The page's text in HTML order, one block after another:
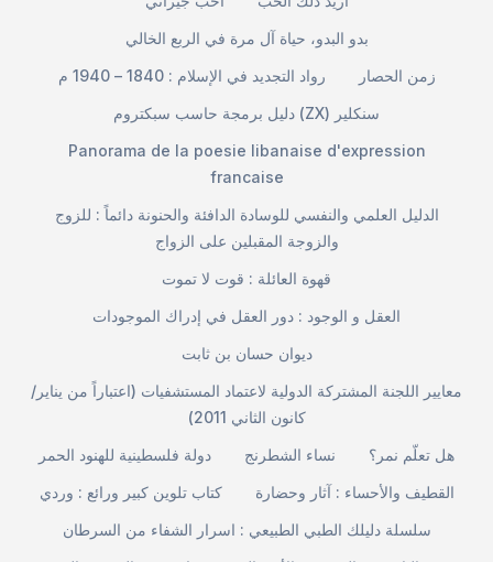
بدو البدو، حياة آل مرة في الربع الخالي
رواد التجديد في الإسلام : 1840 – 1940 م
زمن الحصار
دليل برمجة حاسب سبكتروم (ZX) سنكلير
Panorama de la poesie libanaise d'expression
francaise
الدليل العلمي والنفسي للوسادة الدافئة والحنونة دائماً : للزوج
والزوجة المقبلين على الزواج
قهوة العائلة : قوت لا تموت
العقل و الوجود : دور العقل في إدراك الموجودات
ديوان حسان بن ثابت
معايير اللجنة المشتركة الدولية لاعتماد المستشفيات (اعتباراً من يناير/
كانون الثاني 2011)
دولة فلسطينية للهنود الحمر
نساء الشطرنج
هل تعلّم نمر؟
كتاب تلوين كبير ورائع : وردي
القطيف والأحساء : آثار وحضارة
سلسلة دليلك الطبي الطبيعي : اسرار الشفاء من السرطان